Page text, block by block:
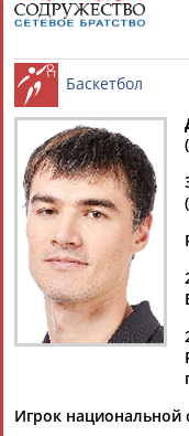
СПОРТСМЕНЫ,
Найдено: 13181
Аслаудин
АБАЕВ
Елена
АБАРЕНОВ
Игрок национальной